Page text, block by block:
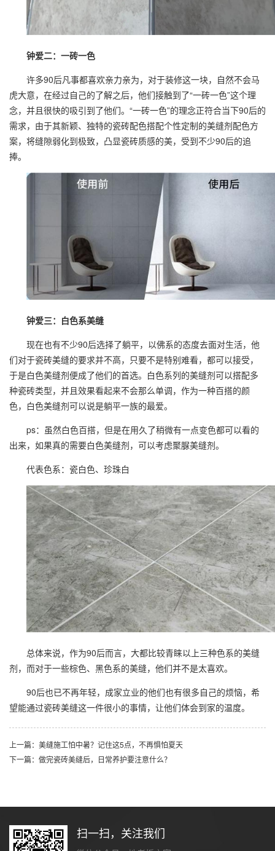
钟爱二：一砖一色
许多90后凡事都喜欢亲力亲为，对于装修这一块，自然不会马
虎大意，在经过自己的了解之后，他们接触到了“一砖一色”这个理
念，并且很快的吸引到了他们。“一砖一色”的理念正符合当下90后的
需求，由于其新颖、独特的瓷砖配色搭配个性定制的美缝剂配色方
案，将缝隙弱化到极致，凸显瓷砖质感的美，受到不少90后的追
捧。
钟爱三：白色系美缝
现在也有不少90后选择了躺平，以佛系的态度去面对生活，他
们对于瓷砖美缝的要求并不高，只要不是特别难看，都可以接受，
于是白色美缝剂便成了他们的首选。白色系列的美缝剂可以搭配多
种瓷砖类型，并且效果看起来不会那么单调，作为一种百搭的颜
色，白色美缝剂可以说是躺平一族的最爱。
ps：虽然白色百搭，但是在用久了稍微有一点变色都可以看的
出来，如果真的需要白色美缝剂，可以考虑聚脲美缝剂。
代表色系：瓷白色、珍珠白
总体来说，作为90后而言，大都比较青睐以上三种色系的美缝
剂，而对于一些棕色、黑色系的美缝，他们并不是太喜欢。
90后也已不再年轻，成家立业的他们也有很多自己的烦恼，希
望能通过瓷砖美缝这一件很小的事情，让他们体会到家的温度。
上一篇：美缝施工怕中暑？记住这5点，不再惧怕夏天
下一篇：做完瓷砖美缝后，日常养护要注意什么？
扫一扫，关注我们